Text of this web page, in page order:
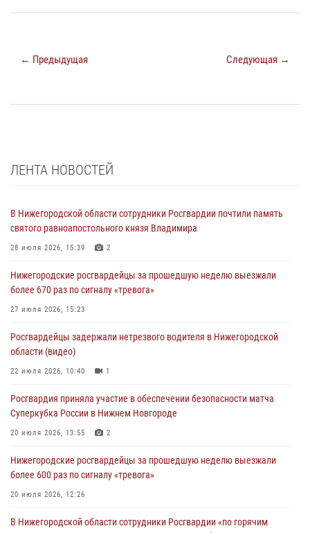
← Предыдущая Следующая →
ЛЕНТА НОВОСТЕЙ
В Нижегородской области сотрудники Росгвардии почтили память
святого равноапостольного князя Владимира
28 июля 2026, 15:39 2
Нижегородские росгвардейцы за прошедшую неделю выезжали
более 670 раз по сигналу «тревога»
27 июля 2026, 15:23
Росгвардейцы задержали нетрезвого водителя в Нижегородской
области (видео)
22 июля 2026, 10:40 1
Росгвардия приняла участие в обеспечении безопасности матча
Суперкубка России в Нижнем Новгороде
20 июля 2026, 13:55 2
Нижегородские росгвардейцы за прошедшую неделю выезжали
более 600 раз по сигналу «тревога»
20 июля 2026, 12:26
В Нижегородской области сотрудники Росгвардии «по горячим